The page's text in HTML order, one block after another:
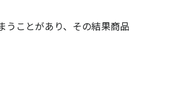
うことがあり、その結果商品